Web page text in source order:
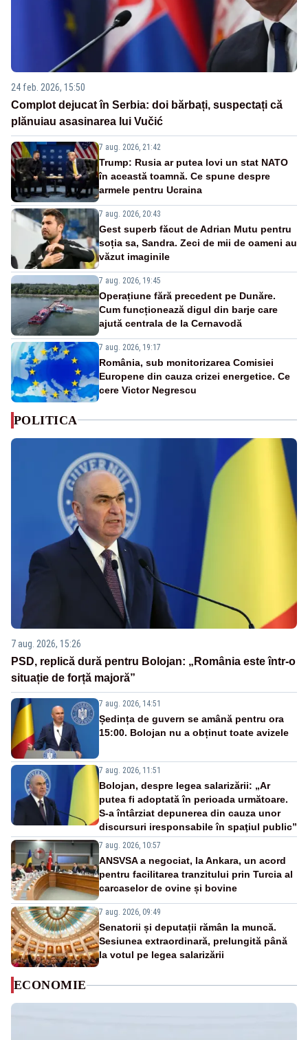
24 feb. 2026, 15:50
Complot dejucat în Serbia: doi bărbați, suspectați că
plănuiau asasinarea lui Vučić
7 aug. 2026, 21:42
Trump: Rusia ar putea lovi un stat NATO
în această toamnă. Ce spune despre
armele pentru Ucraina
7 aug. 2026, 20:43
Gest superb făcut de Adrian Mutu pentru
soția sa, Sandra. Zeci de mii de oameni au
văzut imaginile
7 aug. 2026, 19:45
Operațiune fără precedent pe Dunăre.
Cum funcționează digul din barje care
ajută centrala de la Cernavodă
7 aug. 2026, 19:17
România, sub monitorizarea Comisiei
Europene din cauza crizei energetice. Ce
cere Victor Negrescu
POLITICA
7 aug. 2026, 15:26
PSD, replică dură pentru Bolojan: „România este într-o
situație de forță majoră”
7 aug. 2026, 14:51
Ședința de guvern se amână pentru ora
15:00. Bolojan nu a obținut toate avizele
7 aug. 2026, 11:51
Bolojan, despre legea salarizării: „Ar
putea fi adoptată în perioada următoare.
S-a întârziat depunerea din cauza unor
discursuri iresponsabile în spaţiul public”
7 aug. 2026, 10:57
ANSVSA a negociat, la Ankara, un acord
pentru facilitarea tranzitului prin Turcia al
carcaselor de ovine și bovine
7 aug. 2026, 09:49
Senatorii și deputații rămân la muncă.
Sesiunea extraordinară, prelungită până
la votul pe legea salarizării
ECONOMIE